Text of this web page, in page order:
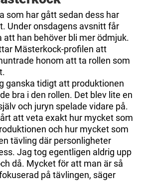
som har gått sedan dess har
Under onsdagens avsnitt får
att han behöver bli mer ödmjuk.
Mästerkock-profilen att
honom att ta rollen som
ganska tidigt att produktionen
bra i den rollen. Det blev lite en
och juryn spelade vidare på.
att veta exakt hur mycket som
och hur mycket som
tävling där personligheter
Jag tog egentligen aldrig upp
då. Mycket för att man är så
på tävlingen, säger